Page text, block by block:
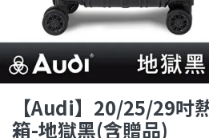
【Audi】20/25/29吋
箱-地獄黑(含贈品)